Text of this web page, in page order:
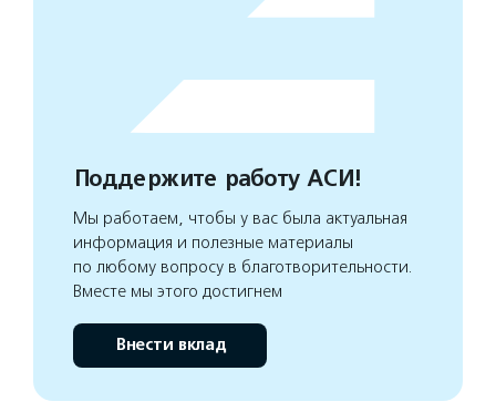
Поддержите работу АСИ!
Мы работаем, чтобы у вас была актуальная
информация и полезные материалы
по любому вопросу в благотворительности.
Вместе мы этого достигнем
Внести вклад